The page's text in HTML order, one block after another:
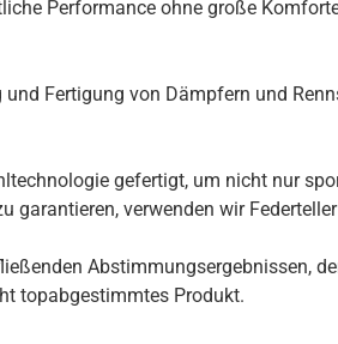
Performance ohne große
Fertigung von Dämpfern und
gefertigt, um nicht nur
garantieren, verwenden wir
Abstimmungsergebnissen,
topabgestimmtes Produkt.